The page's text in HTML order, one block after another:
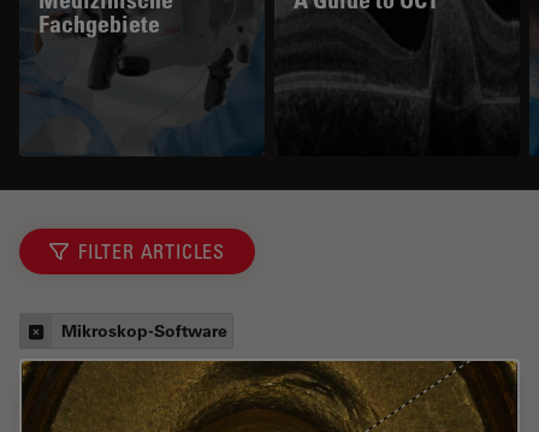
Fachgebiete
FILTER ARTICLES
Mikroskop-Software